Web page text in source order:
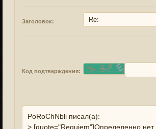
Заголовок:
Код подтверждения: